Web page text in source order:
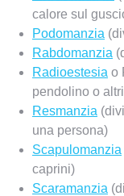
calore sul
Podomanzia
Rabdomanzia
Radioestesia o
pendolino o
Resmanzia
una persona)
Scapulomanzia
caprini)
Scaramanzia